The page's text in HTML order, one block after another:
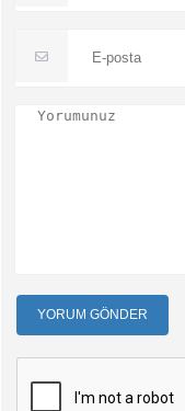
YORUM GÖNDER